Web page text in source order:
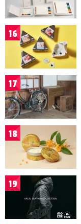
16
17
18
19